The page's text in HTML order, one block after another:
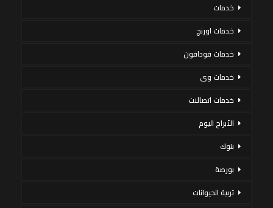
خدمات
خدمات اورنج
خدمات فودافون
خدمات وى
خدمات اتصالات
الأبراج اليوم
بنوك
بورصة
تربية الحيوانات